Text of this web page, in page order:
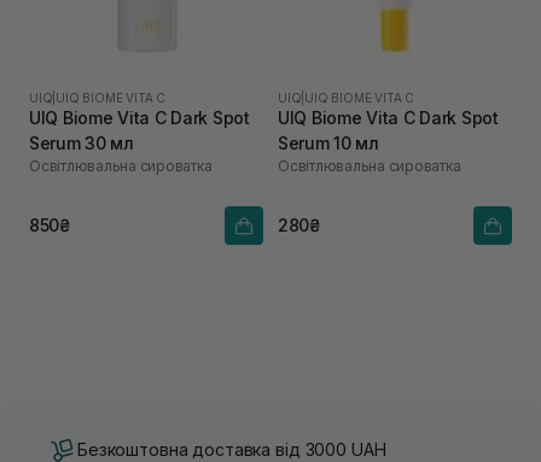
UIQ UIQ BIOME VITA C
UIQ Biome Vita C Dark Spot
Serum 30 мл
Освітлювальна сироватка
850₴
UIQ UIQ BIOME VITA C
UIQ Biome Vita C Dark Spot
Serum 10 мл
Освітлювальна сироватка
280₴
Безкоштовна доставка від 3000 UAH